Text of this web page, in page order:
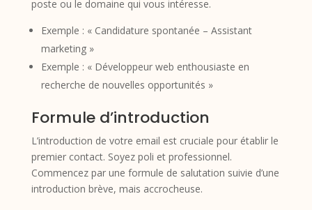
poste ou le domaine qui vous intéresse.
Exemple : « Candidature spontanée – Assistant
marketing »
Exemple : « Développeur web enthousiaste en
recherche de nouvelles opportunités »
Formule d’introduction
L’introduction de votre email est cruciale pour établir le
premier contact. Soyez poli et professionnel.
Commencez par une formule de salutation suivie d’une
introduction brève, mais accrocheuse.